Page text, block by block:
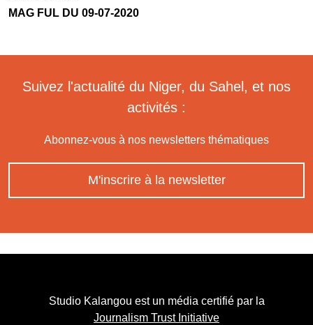
MAG FUL DU 09-07-2020
Suivez l'actualité du Niger, du Sahel, et nos
activités :
Abonnez-vous à nos newsletters thématiques
M'inscrire à la newsletter
Studio Kalangou est un média certifié par la
Journalism Trust Initiative